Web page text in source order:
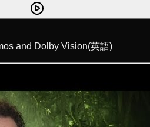
and Dolby Vision(英語)